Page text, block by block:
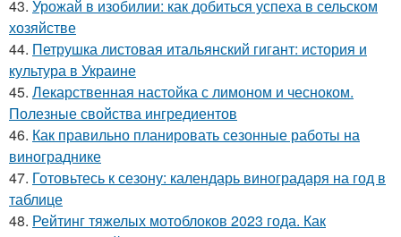
43. Урожай в изобилии: как добиться успеха в сельском
хозяйстве
44. Петрушка листовая итальянский гигант: история и
культура в Украине
45. Лекарственная настойка с лимоном и чесноком.
Полезные свойства ингредиентов
46. Как правильно планировать сезонные работы на
винограднике
47. Готовьтесь к сезону: календарь виноградаря на год в
таблице
48. Рейтинг тяжелых мотоблоков 2023 года. Как